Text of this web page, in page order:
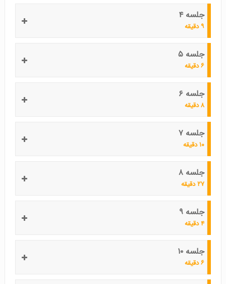
جلسه ۴
۹ دقیقه
جلسه ۵
۶ دقیقه
جلسه ۶
۸ دقیقه
جلسه ۷
۱۰ دقیقه
جلسه ۸
۲۷ دقیقه
جلسه ۹
۴ دقیقه
جلسه ۱۰
۶ دقیقه